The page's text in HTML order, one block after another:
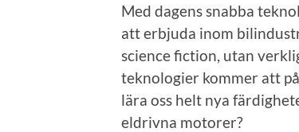
Med dagens snabba
att erbjuda inom
science fiction, utan
teknologier kommer att
lära oss helt nya
eldrivna motorer?